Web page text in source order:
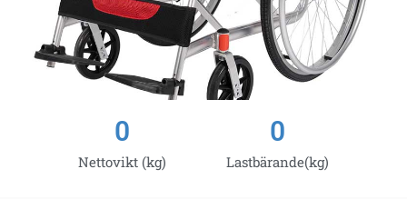
Nettovikt (kg)
0
Lastbärande(kg)
0